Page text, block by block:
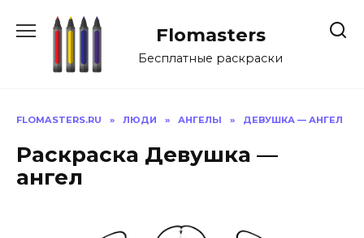
Flomasters
Бесплатные раскраски
FLOMASTERS.RU » ЛЮДИ » АНГЕЛЫ » ДЕВУШКА — АНГЕЛ
Раскраска Девушка —
ангел